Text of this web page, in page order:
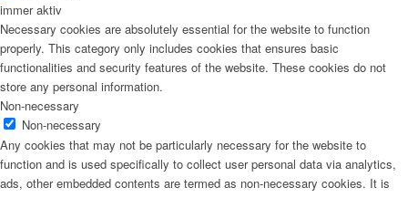
immer aktiv
Necessary cookies are absolutely essential for the website to function
properly. This category only includes cookies that ensures basic
functionalities and security features of the website. These cookies do not
store any personal information.
Non-necessary
Non-necessary
Any cookies that may not be particularly necessary for the website to
function and is used specifically to collect user personal data via analytics,
ads, other embedded contents are termed as non-necessary cookies. It is